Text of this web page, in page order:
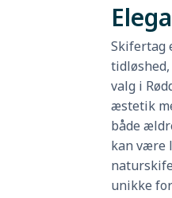
Skifertag
valg i
æstetik
både
kan være
unikke